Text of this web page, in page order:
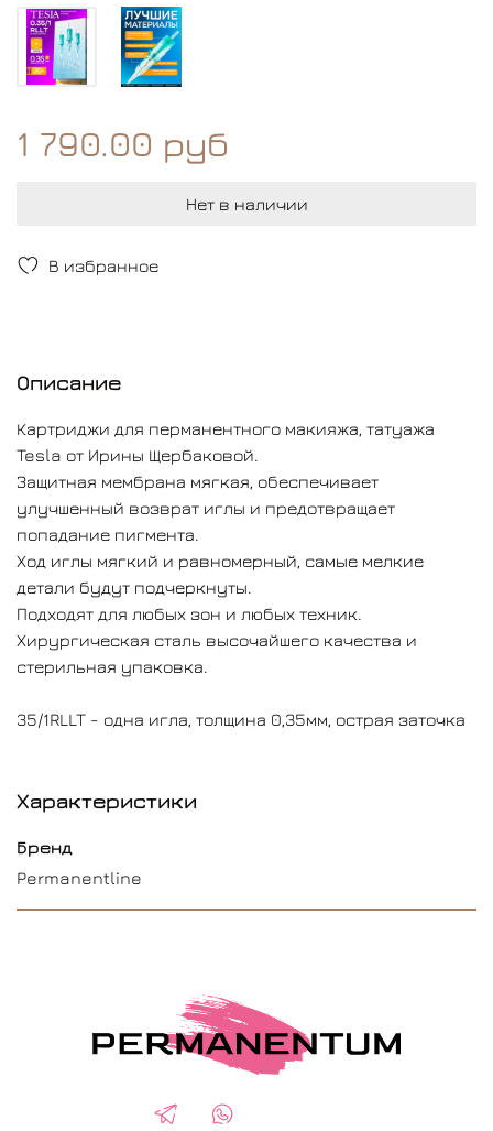
В избранное
1 790.00 руб
Нет в наличии
Описание
Картриджи для перманентного макияжа, татуажа
Tesla от Ирины Щербаковой.
Защитная мембрана мягкая, обеспечивает
улучшенный возврат иглы и предотвращает
попадание пигмента.
Ход иглы мягкий и равномерный, самые мелкие
детали будут подчеркнуты.
Подходят для любых зон и любых техник.
Хирургическая сталь высочайшего качества и
стерильная упаковка.
35/1RLLT - одна игла, толщина 0,35мм, острая заточка
Характеристики
Бренд
Permanentline